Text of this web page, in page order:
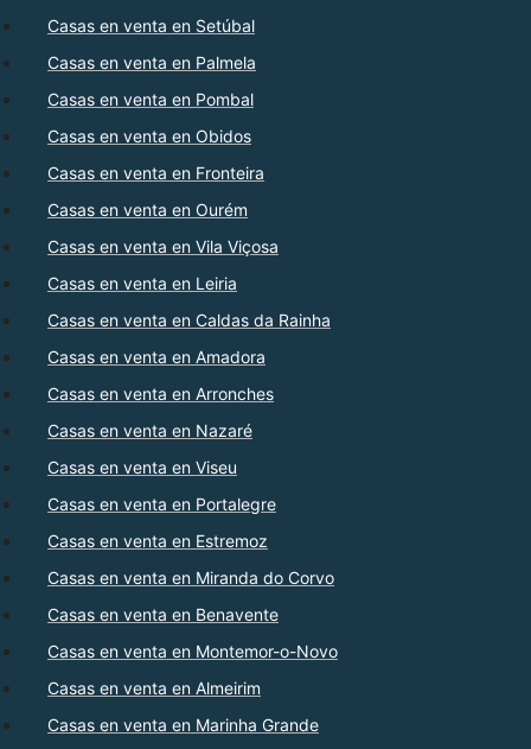
Casas en venta en Setúbal
Casas en venta en Palmela
Casas en venta en Pombal
Casas en venta en Obidos
Casas en venta en Fronteira
Casas en venta en Ourém
Casas en venta en Vila Viçosa
Casas en venta en Leiria
Casas en venta en Caldas da Rainha
Casas en venta en Amadora
Casas en venta en Arronches
Casas en venta en Nazaré
Casas en venta en Viseu
Casas en venta en Portalegre
Casas en venta en Estremoz
Casas en venta en Miranda do Corvo
Casas en venta en Benavente
Casas en venta en Montemor-o-Novo
Casas en venta en Almeirim
Casas en venta en Marinha Grande